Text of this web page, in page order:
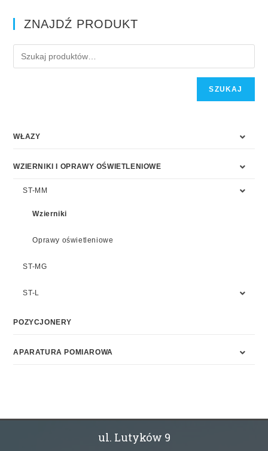
ZNAJDŹ PRODUKT
SZUKAJ
WŁAZY
WZIERNIKI I OPRAWY OŚWIETLENIOWE
ST-MM
Wzierniki
Oprawy oświetleniowe
ST-MG
ST-L
POZYCJONERY
APARATURA POMIAROWA
ul. Lutyków 9